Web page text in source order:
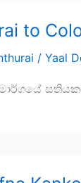
to
/ Yaal